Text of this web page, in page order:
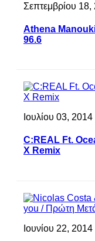
Σεπτεμβρίου 18,
Athena
96.6
Ιουλίου 03, 2014
C:REAL Ft.
X Remix
Ιουνίου 22, 2014